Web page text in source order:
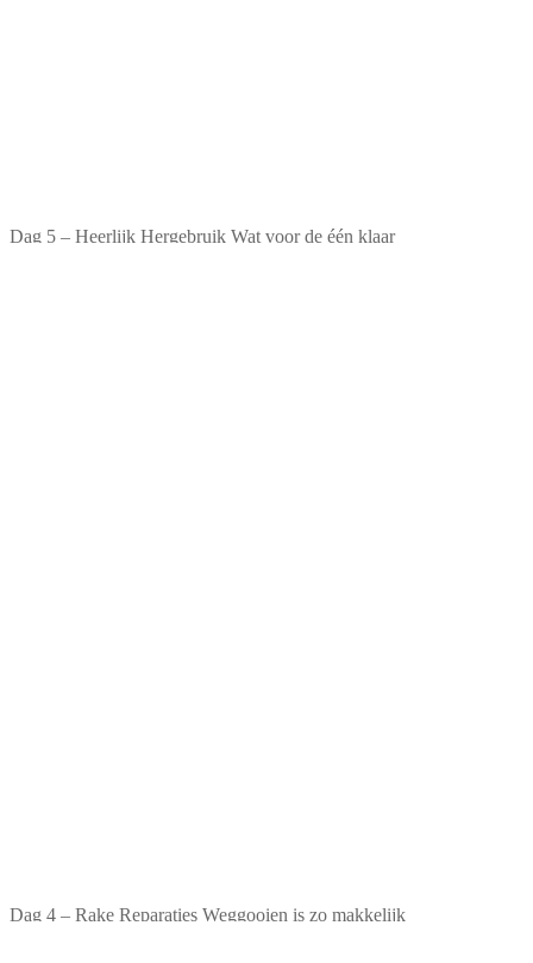
Dag 5 – Heerlijk Hergebruik Wat voor de één klaar
Dag 4 – Rake Reparaties Weggooien is zo makkelijk